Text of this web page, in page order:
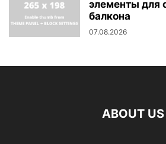
элементы для
балкона
07.08.2026
ABOUT US